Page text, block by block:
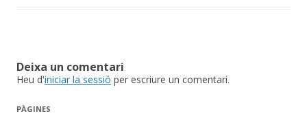
Deixa un comentari
Heu d'iniciar la sessió per escriure un comentari.
PÀGINES